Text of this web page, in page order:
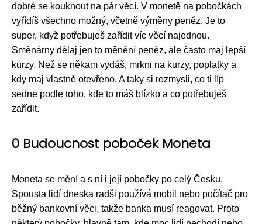
dobré se kouknout na pár věcí. V monetě na pobočkách
vyřídíš všechno možný, včetně výměny peněz. Je to
super, když potřebuješ zařídit víc věcí najednou.
Směnárny dělaj jen to měnění peněz, ale často maj lepší
kurzy. Než se někam vydáš, mrkni na kurzy, poplatky a
kdy maj vlastně otevřeno. A taky si rozmysli, co ti líp
sedne podle toho, kde to máš blízko a co potřebuješ
zařídit.
0 Budoucnost poboček Moneta
Moneta se mění a s ní i její pobočky po celý Česku.
Spousta lidí dneska radši používá mobil nebo počítač pro
běžný bankovní věci, takže banka musí reagovat. Proto